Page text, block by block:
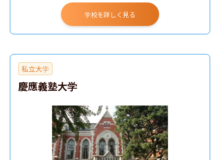
学校を詳しく見る
私立大学
慶應義塾大学